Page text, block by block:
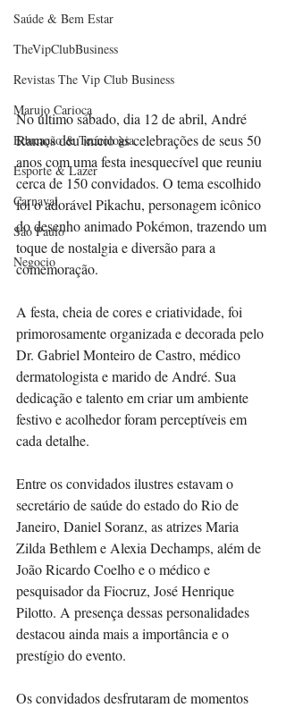
Saúde & Bem Estar
TheVipClubBusiness
Revistas The Vip Club Business
Marujo Carioca
Educação & Tecnologia
Esporte & Lazer
Carnaval
São Paulo
Negocio
No último sábado, dia 12 de abril, André
Ramos deu início às celebrações de seus 50
anos com uma festa inesquecível que reuniu
cerca de 150 convidados. O tema escolhido
foi o adorável Pikachu, personagem icônico
do desenho animado Pokémon, trazendo um
toque de nostalgia e diversão para a
comemoração.
A festa, cheia de cores e criatividade, foi
primorosamente organizada e decorada pelo
Dr. Gabriel Monteiro de Castro, médico
dermatologista e marido de André. Sua
dedicação e talento em criar um ambiente
festivo e acolhedor foram perceptíveis em
cada detalhe.
Entre os convidados ilustres estavam o
secretário de saúde do estado do Rio de
Janeiro, Daniel Soranz, as atrizes Maria
Zilda Bethlem e Alexia Dechamps, além de
João Ricardo Coelho e o médico e
pesquisador da Fiocruz, José Henrique
Pilotto. A presença dessas personalidades
destacou ainda mais a importância e o
prestígio do evento.
Os convidados desfrutaram de momentos